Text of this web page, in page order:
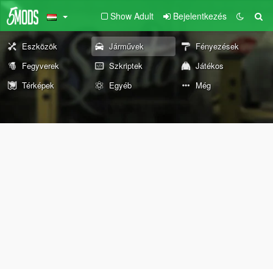
Show Adult Bejelentkezés
Eszközök Járművek
Fényezések
Fegyverek
Szkriptek
Játékos
Térképek
Egyéb Még